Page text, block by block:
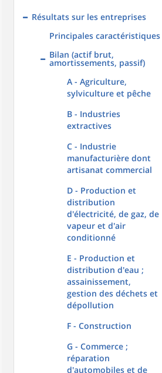
Résultats sur les entreprises
Principales caractéristiques
Bilan (actif brut,
amortissements, passif)
A - Agriculture,
sylviculture et pêche
B - Industries
extractives
C - Industrie
manufacturière dont
artisanat commercial
D - Production et
distribution
d'électricité, de gaz, de
vapeur et d'air
conditionné
E - Production et
distribution d'eau ;
assainissement,
gestion des déchets et
dépollution
F - Construction
G - Commerce ;
réparation
d'automobiles et de